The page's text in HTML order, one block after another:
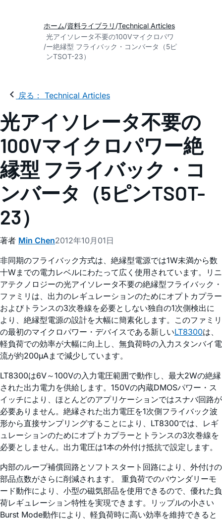
ホーム 資料ライブラリ Technical Articles
光アイソレータ不要の100Vマイクロパワ
ー絶縁型 フライバック・コンバータ（5ピ
ンTSOT-23）
戻る： Technical Articles
光アイソレータ不要の
100Vマイクロパワー絶
縁型 フライバック・コ
ンバータ（5ピンTSOT-
23）
著者 Min Chen2012年10月01日
非同期のフライバック方式は、絶縁型電源では1W未満から数
十Wまでの電力レベルにわたって広く使用されています。リニ
アテクノロジーの光アイソレータ不要の絶縁型フライバック・
ファミリは、出力のレギュレーションのためにオプトカプラー
およびトランスの3次巻線を必要としない独自の1次側検出に
より、絶縁型電源の設計を大幅に簡素化します。このファミリ
の最初のマイクロパワー・デバイスである新しいLT8300は、
軽負荷での効率が大幅に向上し、無負荷時の入力スタンバイ電
流が約200µAまで減少しています。
LT8300は6V～100Vの入力電圧範囲で動作し、最大2Wの絶縁
された出力電力を供給します。150Vの内蔵DMOSパワー・ス
イッチにより、ほとんどのアプリケーションではスナバ回路が
必要ありません。絶縁された出力電圧を1次側フライバック波
形から直接サンプリングすることにより、LT8300では、レギ
ュレーションのためにオプトカプラーとトランスの3次巻線を
必要としません。出力電圧は1本の外付け抵抗で設定します。
内部のループ補償回路とソフトスタート回路により、外付けの
部品点数がさらに削減されます。 重負荷でのバウンダリーモ
ード動作により、小型の磁気部品を使用できるので、優れた負
荷レギュレーション特性を実現できます。リップルの小さい
Burst Mode動作により、軽負荷時に高い効率を維持できると